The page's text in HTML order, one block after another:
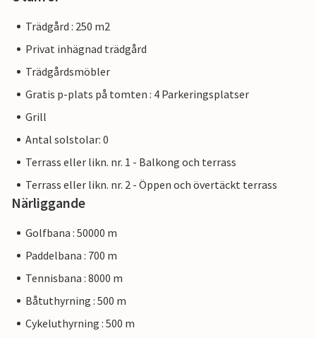
Trädgård : 250 m2
Privat inhägnad trädgård
Trädgårdsmöbler
Gratis p-plats på tomten : 4 Parkeringsplatser
Grill
Antal solstolar: 0
Terrass eller likn. nr. 1 - Balkong och terrass
Terrass eller likn. nr. 2 - Öppen och övertäckt terrass
Närliggande
Golfbana : 50000 m
Paddelbana : 700 m
Tennisbana : 8000 m
Båtuthyrning : 500 m
Cykeluthyrning : 500 m